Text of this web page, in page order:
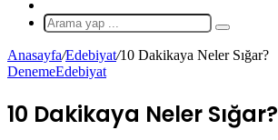
Makale
Arama
yap
...
Anasayfa/Edebiyat/10 Dakikaya Neler Sığar?
DenemeEdebiyat
10 Dakikaya Neler Sığar?